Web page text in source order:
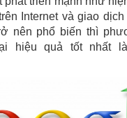
Internet và giao
nên phổ biến thì
lại hiệu quả tốt nhất